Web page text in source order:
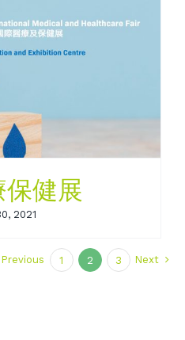
健展
2021
Previous 1 2 3 Next